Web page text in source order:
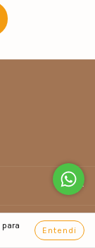
para
Entendi